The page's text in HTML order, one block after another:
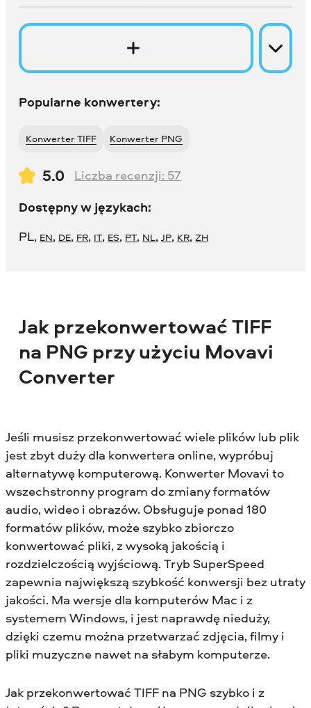
Popularne konwertery:
Konwerter TIFF Konwerter PNG
5.0 Liczba recenzji: 57
Dostępny w językach:
PL, EN, DE, FR, IT, ES, PT, NL,JP, KR,ZH
Jak przekonwertować TIFF
na PNG przy użyciu Movavi
Converter
Jeśli musisz przekonwertować wiele plików lub plik
jest zbyt duży dla konwertera online, wypróbuj
alternatywę komputerową. Konwerter Movavi to
wszechstronny program do zmiany formatów
audio, wideo i obrazów. Obsługuje ponad 180
formatów plików, może szybko zbiorczo
konwertować pliki, z wysoką jakością i
rozdzielczością wyjściową. Tryb SuperSpeed
zapewnia największą szybkość konwersji bez utraty
jakości. Ma wersje dla komputerów Mac i z
systemem Windows, i jest naprawdę nieduży,
dzięki czemu można przetwarzać zdjęcia, filmy i
pliki muzyczne nawet na słabym komputerze.
Jak przekonwertować TIFF na PNG szybko i z